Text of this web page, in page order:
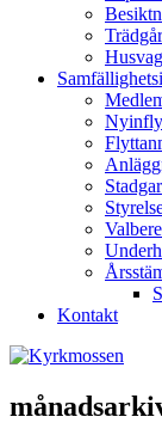
Stadgar
Kontakt